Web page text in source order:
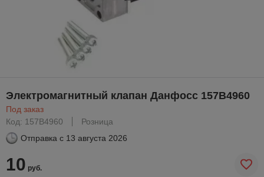
Электромагнитный клапан Данфосс 157B4960
Под заказ
Код: 157B4960
Розница
Отправка с 13 августа 2026
10 руб.